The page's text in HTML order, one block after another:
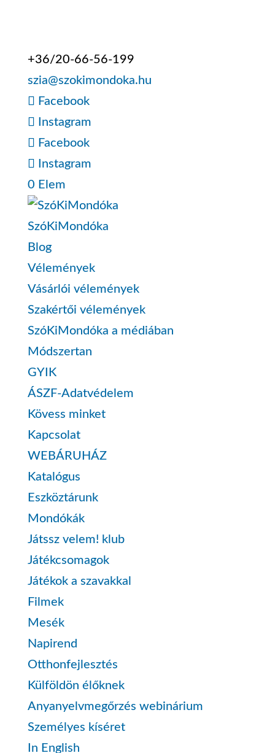
+36/20-66-56-199
szia@szokimondoka.hu
Facebook
Instagram
Facebook
Instagram
0 Elem
SzóKiMondóka
Blog
Vélemények
Vásárlói vélemények
Szakértői vélemények
SzóKiMondóka a médiában
Módszertan
GYIK
ÁSZF-Adatvédelem
Kövess minket
Kapcsolat
WEBÁRUHÁZ
Katalógus
Eszköztárunk
Mondókák
Játssz velem! klub
Játékcsomagok
Játékok a szavakkal
Filmek
Mesék
Napirend
Otthonfejlesztés
Külföldön élőknek
Anyanyelvmegőrzés webinárium
Személyes kíséret
In English